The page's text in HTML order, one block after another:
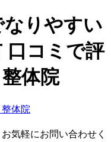
りやすい
口コミで評
体院